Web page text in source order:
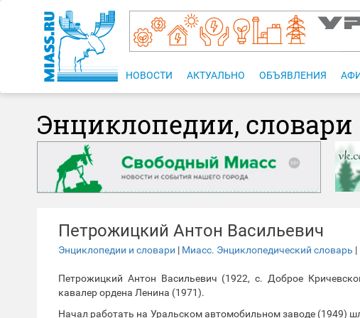
НОВОСТИ АКТУАЛЬНО ОБЪЯВЛЕНИЯ
Энциклопедии,
Петрожицкий Антон Васильевич
Энциклопедии и словари | Миасс. Энциклопедический словарь |
Петрожицкий Антон Васильевич (1922, с. Доброе
кавалер ордена Ленина (1971).
Начал работать на Уральском автомобильном заводе (1949)